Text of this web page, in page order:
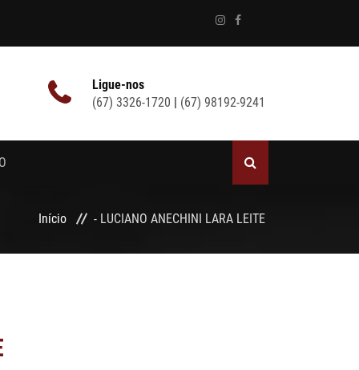
Ligue-nos
(67) 3326-1720 | (67) 98192-9241
Início - LUCIANO ANECHINI LARA LEITE